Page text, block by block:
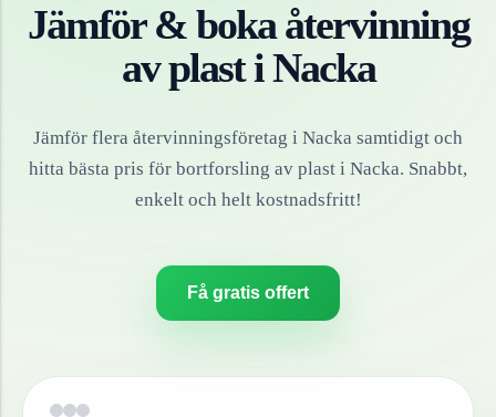
Jämför & boka återvinning
avplastiNacka
Jämför flera återvinningsföretag i Nacka samtidigt och
hitta bästa pris för bortforsling av plast i Nacka. Snabbt,
enkelt och helt kostnadsfritt!
Få gratis offert